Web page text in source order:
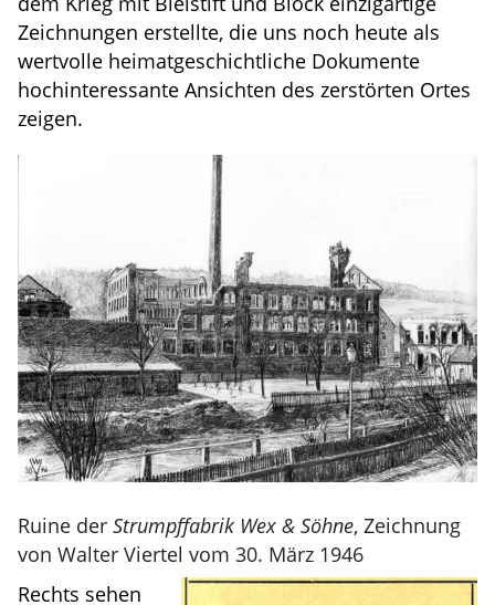
Zeichnungen erstellte, die uns noch heute als
wertvolle heimatgeschichtliche Dokumente
hochinteressante Ansichten des zerstörten Ortes
zeigen.
Ruine der Strumpffabrik Wex & Söhne, Zeichnung
von Walter Viertel vom 30. März 1946
Rechts sehen